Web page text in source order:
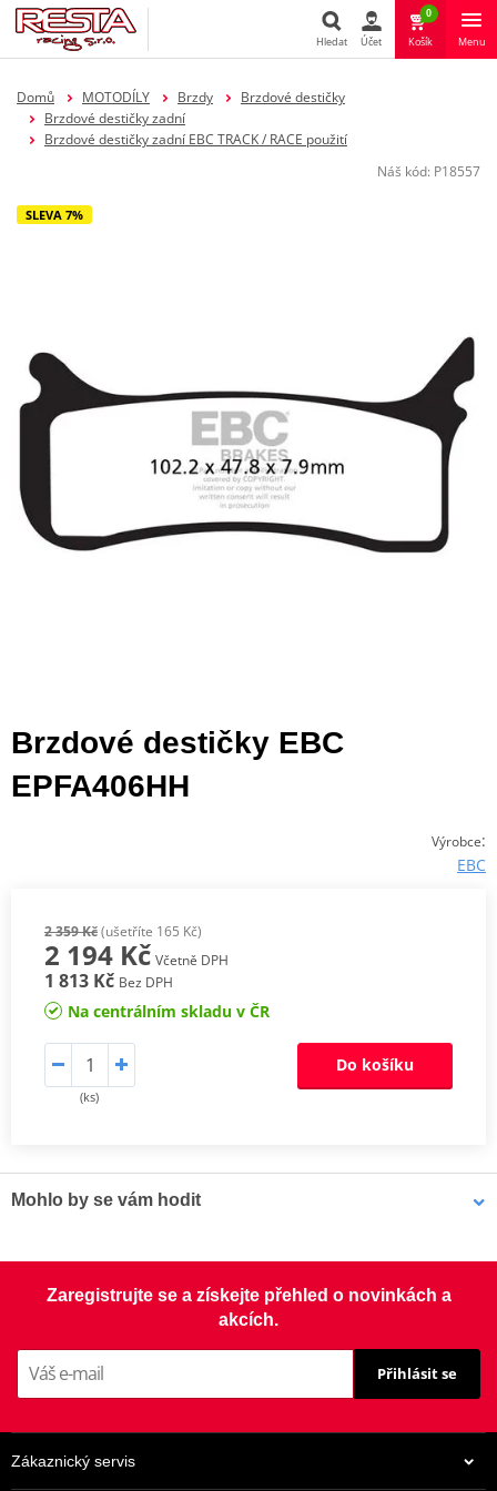
Hledat Účet
0
Košík Menu
Domů MOTODÍLY Brzdy
Brzdové destičky
Brzdové destičky zadní
Brzdové destičky zadní EBC TRACK / RACE použití
Náš kód: P18557
SLEVA 7%
Brzdové destičky EBC
EPFA406HH
Výrobce:
EBC
2 359 Kč(ušetříte 165 Kč)
2 194 Kč Včetně DPH
1 813 Kč Bez DPH
Na centrálním skladu v ČR
(ks)
Do košíku
Mohlo by se vám hodit
ml (ideální pro servisy)
Zaregistrujte se a získejte přehled o novinkách a
akcích.
Přihlásit se
Zákaznický servis